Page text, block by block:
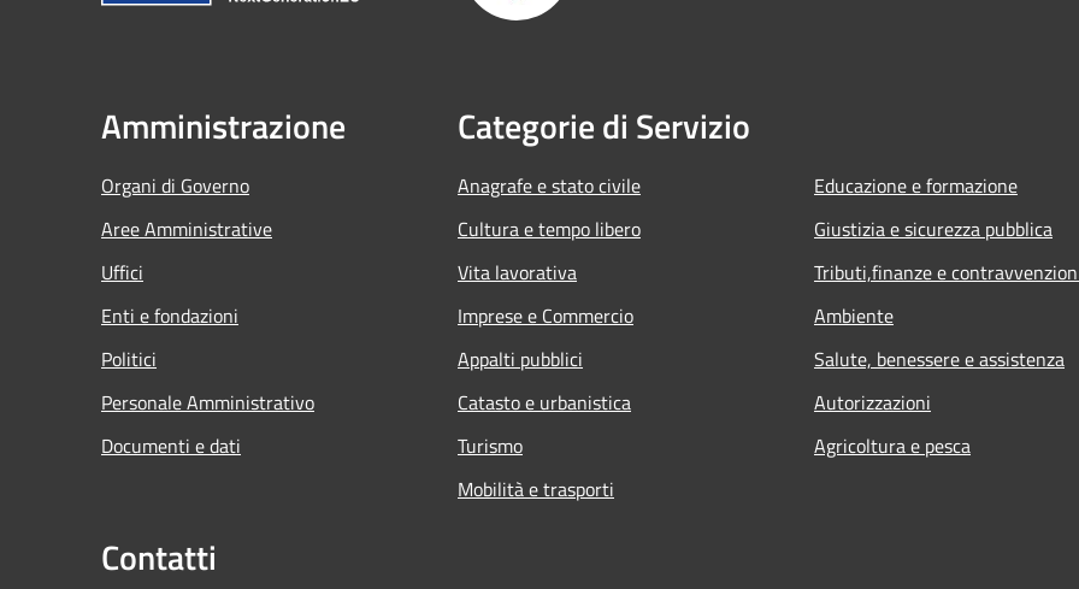
Amministrazione
Organi di Governo
Aree Amministrative
Uffici
Enti e fondazioni
Politici
Personale Amministrativo
Documenti e dati
Categorie di Servizio
Anagrafe e stato civile
Cultura e tempo libero
Vita lavorativa
Imprese e Commercio
Appalti pubblici
Catasto e urbanistica
Turismo
Mobilità e trasporti
Educazione e formazione
Giustizia e sicurezza pubblica
Tributi,finanze e
Ambiente
Salute, benessere e assistenza
Autorizzazioni
Agricoltura e pesca
Contatti